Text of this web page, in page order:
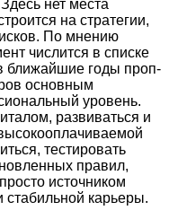
нет места
на стратегии,
По мнению
числится в списке
ближайшие годы проп-
основным
уровень.
развиваться и
тестировать
правил,
источником
стабильной карьеры.